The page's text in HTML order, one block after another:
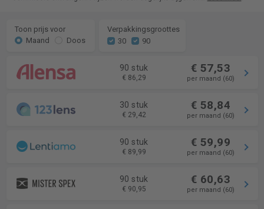
Toon prijs voor
Maand
Doos
Verpakkingsgroottes
30
90
90 stuk
€ 86,29
€ 57,53
per maand (60)
30 stuk
€ 29,42
€ 58,84
per maand (60)
90 stuk
€ 89,99
€ 59,99
per maand (60)
90 stuk
€ 90,95
€ 60,63
per maand (60)